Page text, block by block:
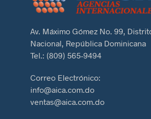
Av. Máximo Gómez No. 99,
Nacional, República Dominicana
Tel.: (809) 565-9494
Correo Electrónico:
info@aica.com.do
ventas@aica.com.do